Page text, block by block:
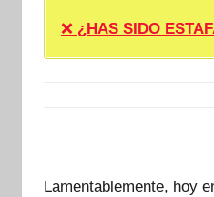
❌ ¿HAS SIDO
Lamentablemente, hoy